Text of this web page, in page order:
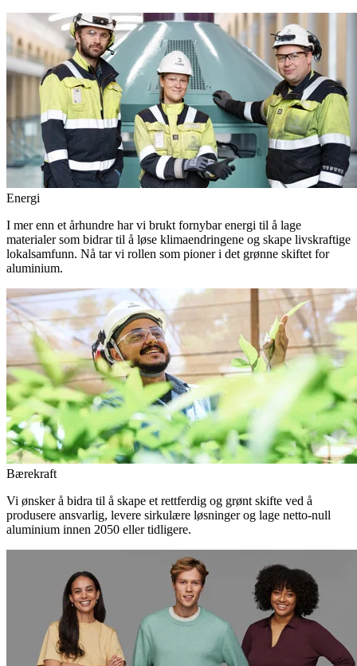
Energi
I mer enn et århundre har vi brukt fornybar energi til å lage
materialer som bidrar til å løse klimaendringene og skape livskraftige
lokalsamfunn. Nå tar vi rollen som pioner i det grønne skiftet for
aluminium.
Bærekraft
Vi ønsker å bidra til å skape et rettferdig og grønt skifte ved å
produsere ansvarlig, levere sirkulære løsninger og lage netto-null
aluminium innen 2050 eller tidligere.